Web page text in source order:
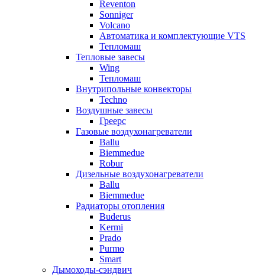
Reventon
Sonniger
Volcano
Автоматика и комплектующие VTS
Тепломаш
Тепловые завесы
Wing
Тепломаш
Внутрипольные конвекторы
Techno
Воздушные завесы
Греерс
Газовые воздухонагреватели
Ballu
Biemmedue
Robur
Дизельные воздухонагреватели
Ballu
Biemmedue
Радиаторы отопления
Buderus
Kermi
Prado
Purmo
Smart
Дымоходы-сэндвич